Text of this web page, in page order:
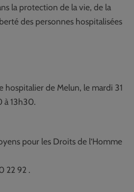
la protection de la vie, de la
des personnes hospitalisées
hospitalier de Melun, le mardi 31
à 13h30.
pour les Droits de l’Homme
22 92 .